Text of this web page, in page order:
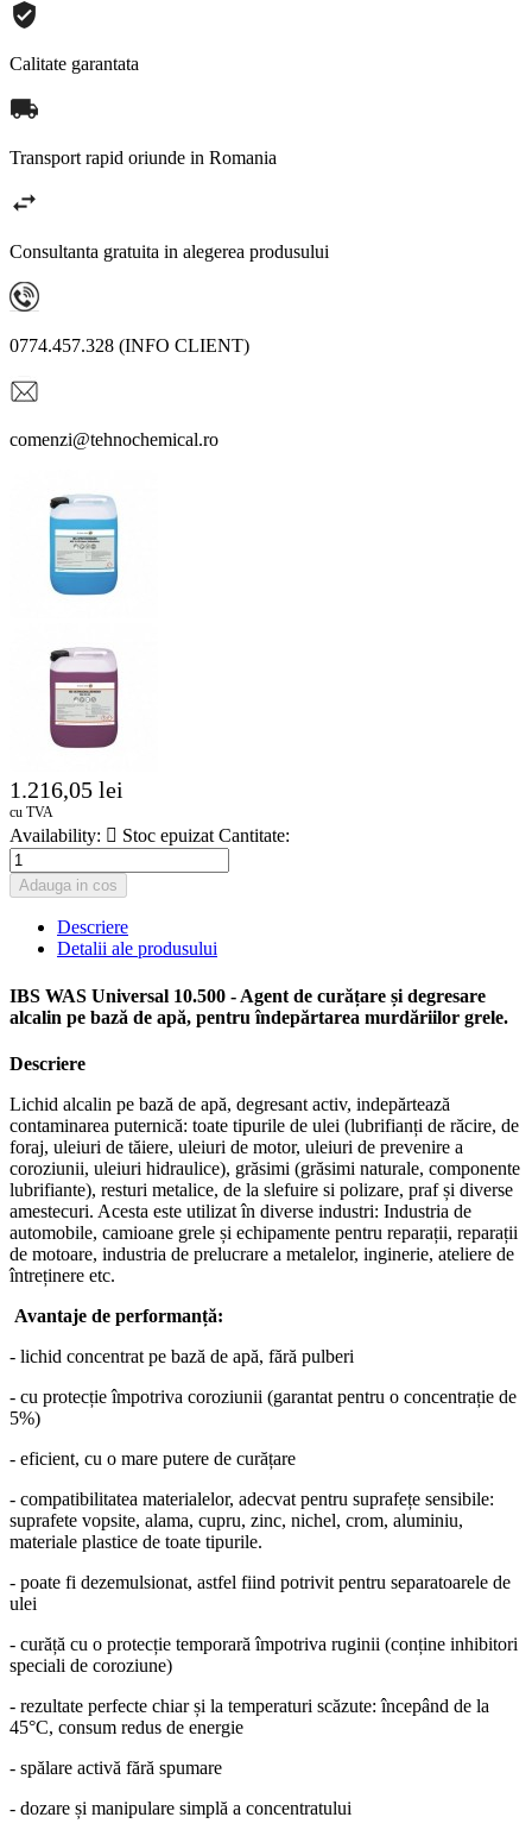
Calitate garantata
Transport rapid oriunde in Romania
Consultanta gratuita in alegerea produsului
0774.457.328 (INFO CLIENT)
comenzi@tehnochemical.ro
1.216,05 lei
cu TVA
Availability:  Stoc epuizatCantitate:
Adauga in cos
Descriere
Detalii ale produsului
IBS WAS Universal 10.500 - Agent de curățare și degresare
alcalin pe bază de apă, pentru îndepărtarea murdăriilor grele.
Descriere
Lichid alcalin pe bază de apă, degresant activ, indepărtează
contaminarea puternică: toate tipurile de ulei (lubrifianți de răcire, de
foraj, uleiuri de tăiere, uleiuri de motor, uleiuri de prevenire a
coroziunii, uleiuri hidraulice), grăsimi (grăsimi naturale, componente
lubrifiante), resturi metalice, de la slefuire si polizare, praf și diverse
amestecuri. Acesta este utilizat în diverse industri: Industria de
automobile, camioane grele și echipamente pentru reparații, reparații
de motoare, industria de prelucrare a metalelor, inginerie, ateliere de
întreținere etc.
Avantaje de performanță:
- lichid concentrat pe bază de apă, fără pulberi
- cu protecție împotriva coroziunii (garantat pentru o concentrație de
5%)
- eficient, cu o mare putere de curățare
- compatibilitatea materialelor, adecvat pentru suprafețe sensibile:
suprafete vopsite, alama, cupru, zinc, nichel, crom, aluminiu,
materiale plastice de toate tipurile.
- poate fi dezemulsionat, astfel fiind potrivit pentru separatoarele de
ulei
- curăță cu o protecție temporară împotriva ruginii (conține inhibitori
speciali de coroziune)
- rezultate perfecte chiar și la temperaturi scăzute: începând de la
45°C, consum redus de energie
- spălare activă fără spumare
- dozare și manipulare simplă a concentratului